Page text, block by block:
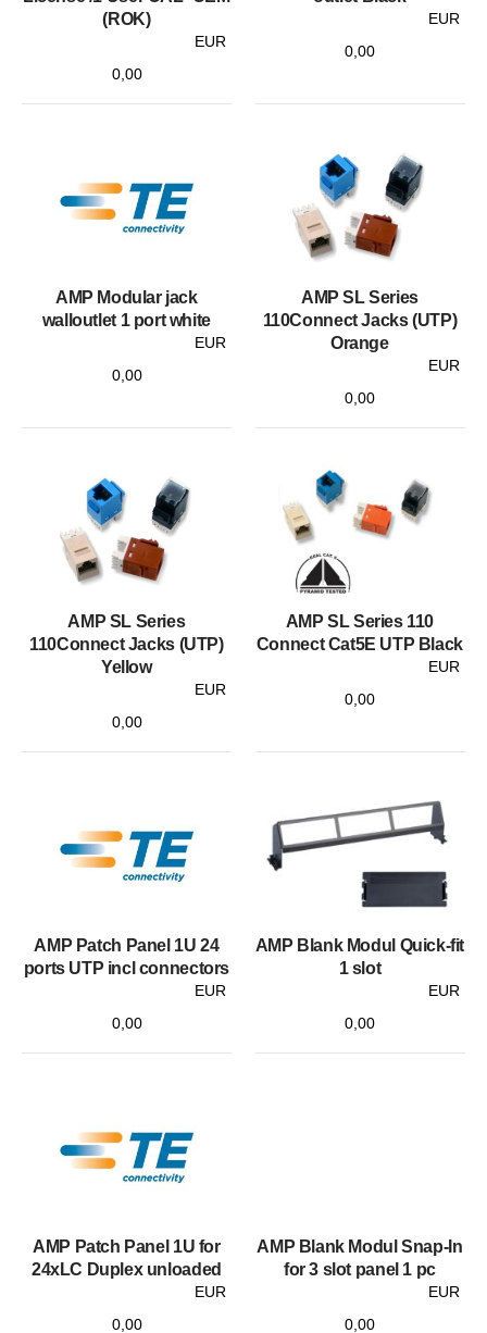
(ROK)
EUR
0,00
EUR
0,00
AMP Modular jack
walloutlet 1 port white
EUR
0,00
AMP SL Series
110Connect Jacks (UTP)
Orange
EUR
0,00
AMP SL Series
110Connect Jacks (UTP)
Yellow
EUR
0,00
AMP SL Series 110
Connect Cat5E UTP Black
EUR
0,00
AMP Patch Panel 1U 24
ports UTP incl connectors
EUR
0,00
AMP Blank Modul Quick-fit
1 slot
EUR
0,00
AMP Patch Panel 1U for
24xLC Duplex unloaded
EUR
0,00
AMP Blank Modul Snap-In
for 3 slot panel 1 pc
EUR
0,00